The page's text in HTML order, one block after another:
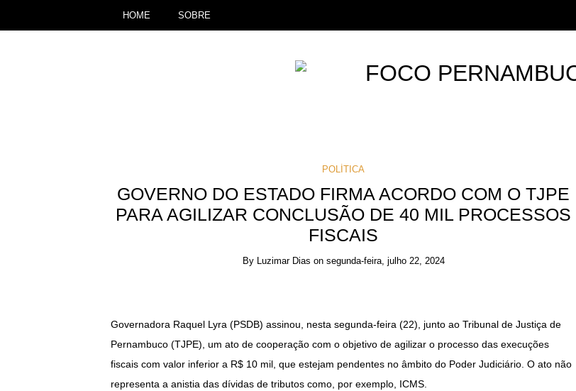
HOME SOBRE
POLÍTICA
GOVERNO DO ESTADO FIRMA ACORDO COM O TJPE
PARA AGILIZAR CONCLUSÃO DE 40 MIL PROCESSOS
FISCAIS
By Luzimar Dias on segunda-feira, julho 22, 2024
Governadora Raquel Lyra (PSDB) assinou, nesta segunda-feira (22), junto ao Tribunal de Justiça de
Pernambuco (TJPE), um ato de cooperação com o objetivo de agilizar o processo das execuções
fiscais com valor inferior a R$ 10 mil, que estejam pendentes no âmbito do Poder Judiciário. O ato não
representa a anistia das dívidas de tributos como, por exemplo, ICMS.